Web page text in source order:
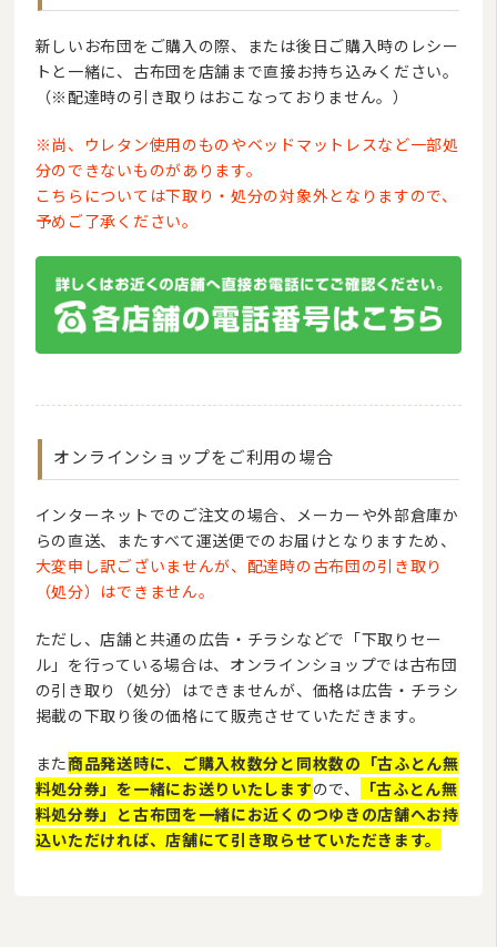
新しいお布団をご購入の際、または後日ご購入時のレシー
トと一緒に、 古布団を店舗まで直接お持ち込みください。
（※配達時の引き取りはおこなっておりません。）
※尚、ウレタン使用のものやベッドマットレスなど一部処
分のできないものがあります。
こちらについては下取り・処分の対象外となりますので、
予めご了承ください。
オンラインショップをご利用の場合
インターネットでのご注文の場合、 メーカーや外部倉庫か
らの直送、またすべて運送便でのお届けとなりますため、
大変申し訳ございませんが、配達時の古布団の引き取り
（処分）はできません。
ただし、店舗と共通の広告・チラシなどで「下取りセー
ル」を行っている場合は、 オンラインショップでは古布団
の引き取り（処分）はできませんが、 価格は広告・チラシ
掲載の下取り後の価格にて販売させていただきます。
また商品発送時に、ご購入枚数分と同枚数の「古ふとん無
料処分券」を一緒にお送りいたしますので、
「古ふとん無
料処分券」と古布団を一緒にお近くのつゆきの店舗へお持
込いただければ、店舗にて引き取らせていただきます。